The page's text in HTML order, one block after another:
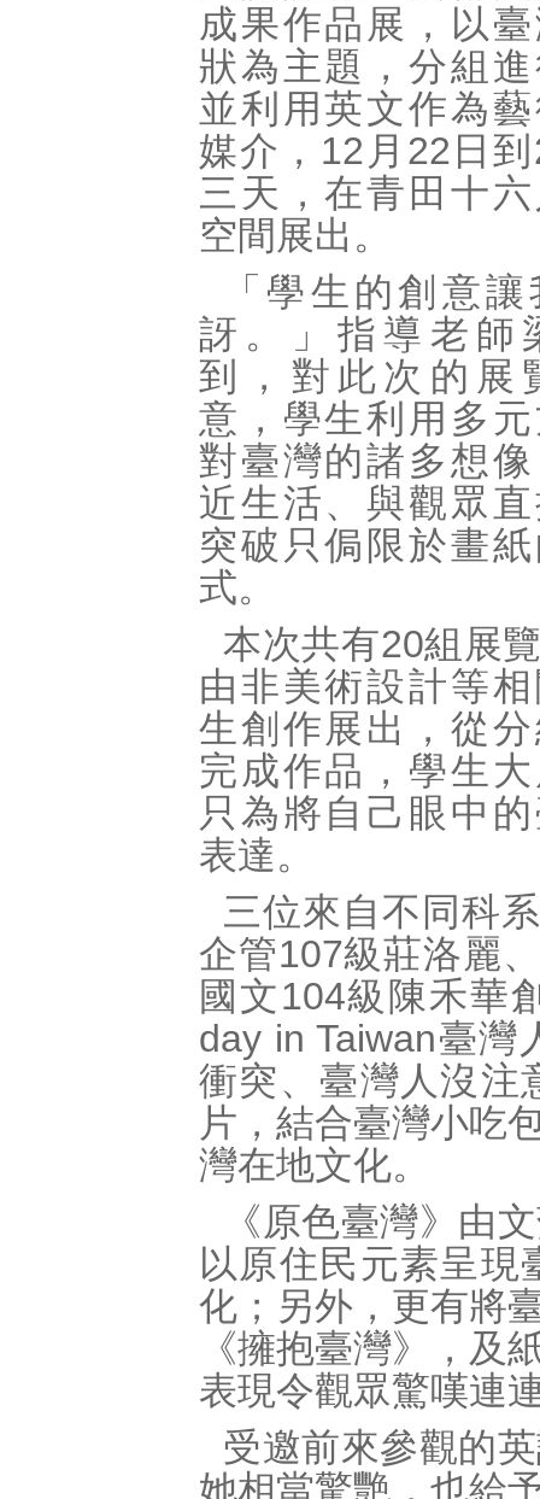
成果作品展，以
狀為主題，分組
並利用英文作為
媒介，12月22日
三天，在青田十
空間展出。
「學生的創意
訝。」指導老師
到，對此次的展
意，學生利用多
對臺灣的諸多想
近生活、與觀眾
突破只侷限於畫
式。
本次共有20組展
由非美術設計等
生創作展出，從
完成作品，學生
只為將自己眼中
表達。
三位來自不同科
企管107級莊洛麗
國文104級陳禾華
day in Taiwan臺
衝突、臺灣人沒注
片，結合臺灣小吃
灣在地文化。
《原色臺灣》由
以原住民元素呈現
化；另外，更有將
《擁抱臺灣》，及
表現令觀眾驚嘆連
受邀前來參觀的
她相當驚艷，也給